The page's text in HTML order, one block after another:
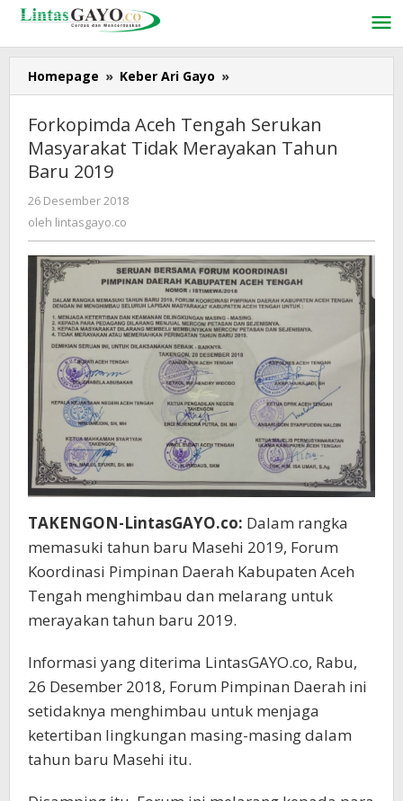
Lewati
konten
Homepage » Keber Ari Gayo »
Aceh
Tengah
Serukan
Masyarakat
2019
Forkopimda Aceh Tengah Serukan
Masyarakat Tidak Merayakan Tahun
Baru 2019
26 Desember 2018
oleh lintasgayo.co
TAKENGON-LintasGAYO.co: Dalam rangka
memasuki tahun baru Masehi 2019, Forum
Koordinasi Pimpinan Daerah Kabupaten Aceh
Tengah menghimbau dan melarang untuk
merayakan tahun baru 2019.
Informasi yang diterima LintasGAYO.co, Rabu,
26 Desember 2018, Forum Pimpinan Daerah ini
setidaknya menghimbau untuk menjaga
ketertiban lingkungan masing-masing dalam
tahun baru Masehi itu.